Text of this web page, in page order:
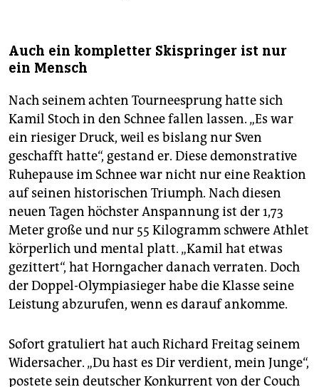
Auch ein kompletter Skispringer ist nur
ein Mensch
Nach seinem achten Tourneesprung hatte sich
Kamil Stoch in den Schnee fallen lassen. „Es war
ein riesiger Druck, weil es bislang nur Sven
geschafft hatte“, gestand er. Diese demonstrative
Ruhepause im Schnee war nicht nur eine Reaktion
auf seinen historischen Triumph. Nach diesen
neuen Tagen höchster Anspannung ist der 1,73
Meter große und nur 55 Kilogramm schwere Athlet
körperlich und mental platt. „Kamil hat etwas
gezittert“, hat Horngacher danach verraten. Doch
der Doppel-Olympiasieger habe die Klasse seine
Leistung abzurufen, wenn es darauf ankomme.
Sofort gratuliert hat auch Richard Freitag seinem
Widersacher. „Du hast es Dir verdient, mein Junge“,
postete sein deutscher Konkurrent von der Couch